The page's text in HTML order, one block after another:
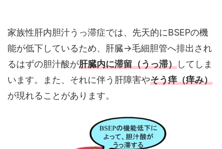
家族性肝内胆汁うっ滞症では、先天的にBSEPの機
能が低下しているため、肝臓→毛細胆管へ排出され
るはずの胆汁酸が肝臓内に滞留（うっ滞）してしま
います。また、それに伴う肝障害やそう痒（痒み）
が現れることがあります。